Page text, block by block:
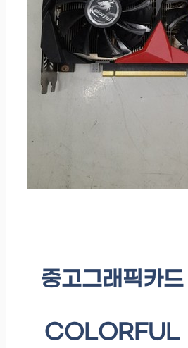
중고그래픽카드
COLORFUL